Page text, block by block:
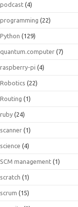
podcast (4)
programming (22)
Python (129)
quantum.computer (7)
raspberry-pi (4)
Robotics (22)
Routing (1)
ruby (24)
scanner (1)
science (4)
SCM management (1)
scratch (1)
scrum (15)